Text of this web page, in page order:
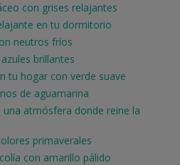
con grises relajantes
en tu dormitorio
neutros fríos
brillantes
tu hogar con verde suave
de aguamarina
atmósfera donde reine la
primaverales
con amarillo pálido